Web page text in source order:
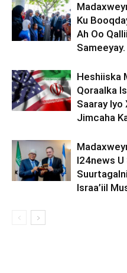
Ku
Ah Oo
Sameeyay.
Heshiiska
Qoraalka
Saaray
Jimcaha
I24news U
Israa’iil